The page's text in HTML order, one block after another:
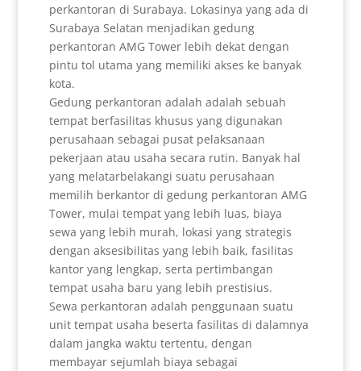
perkantoran di Surabaya. Lokasinya yang ada di
Surabaya Selatan menjadikan gedung
perkantoran AMG Tower lebih dekat dengan
pintu tol utama yang memiliki akses ke banyak
kota.
Gedung perkantoran adalah adalah sebuah
tempat berfasilitas khusus yang digunakan
perusahaan sebagai pusat pelaksanaan
pekerjaan atau usaha secara rutin. Banyak hal
yang melatarbelakangi suatu perusahaan
memilih berkantor di gedung perkantoran AMG
Tower, mulai tempat yang lebih luas, biaya
sewa yang lebih murah, lokasi yang strategis
dengan aksesibilitas yang lebih baik, fasilitas
kantor yang lengkap, serta pertimbangan
tempat usaha baru yang lebih prestisius.
Sewa perkantoran adalah penggunaan suatu
unit tempat usaha beserta fasilitas di dalamnya
dalam jangka waktu tertentu, dengan
membayar sejumlah biaya sebagai